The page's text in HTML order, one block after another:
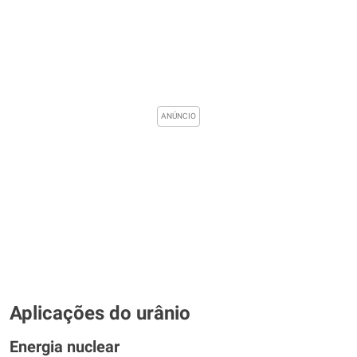
Aplicações do urânio
Energia nuclear